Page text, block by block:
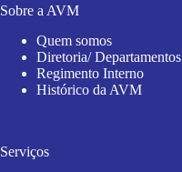
Sobre a AVM
Quem somos
Diretoria/ Departamentos
Regimento Interno
Histórico da AVM
Serviços